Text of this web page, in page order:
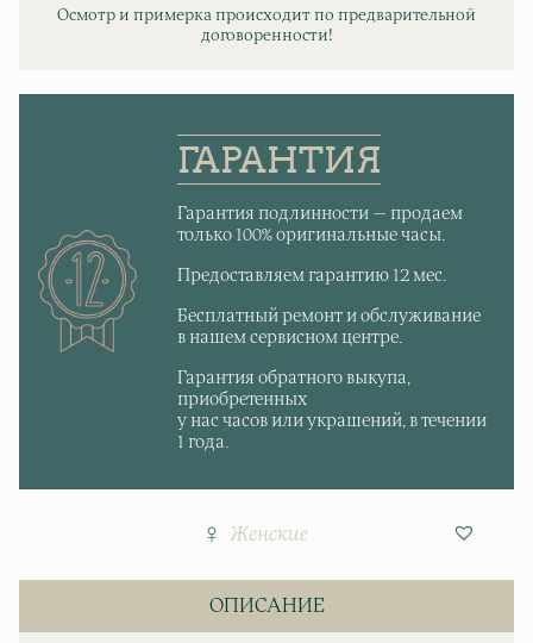
Осмотр и примерка происходит по предварительной
договоренности!
ГАРАНТИЯ
Гарантия подлинности — продаем
только 100% оригинальные часы.
Предоставляем гарантию 12 мес.
Бесплатный ремонт и обслуживание
в нашем сервисном центре.
Гарантия обратного выкупа,
приобретенных
у нас часов или украшений, в течении
1 года.
Женские
ОПИСАНИЕ